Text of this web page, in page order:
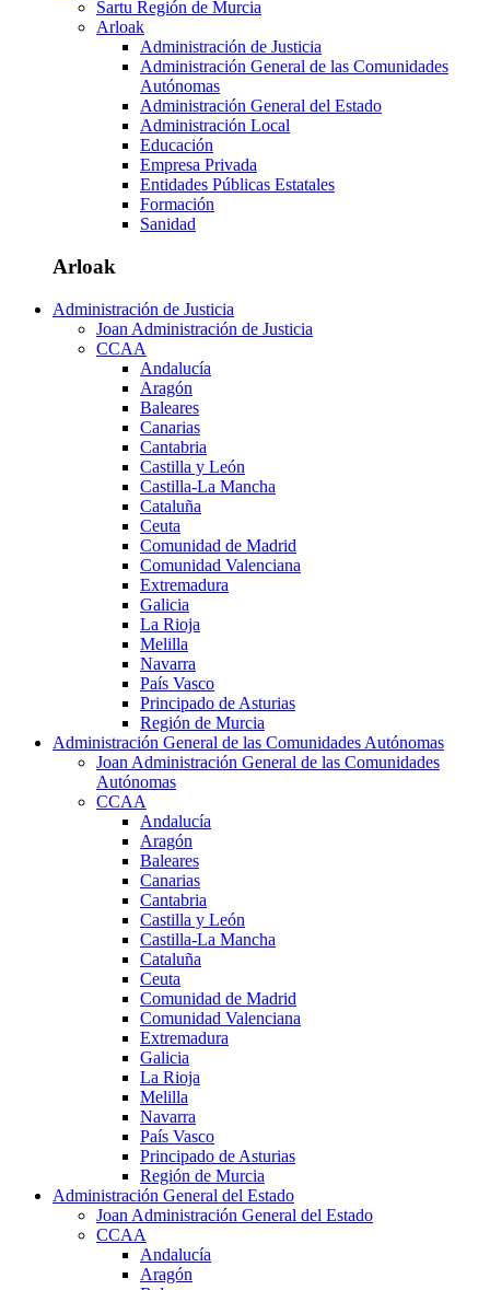
Sartu Región de Murcia
Arloak
Administración de Justicia
Administración General de las Comunidades
Autónomas
Administración General del Estado
Administración Local
Educación
Empresa Privada
Entidades Públicas Estatales
Formación
Sanidad
Arloak
Administración de Justicia
Joan Administración de Justicia
CCAA
Andalucía
Aragón
Baleares
Canarias
Cantabria
Castilla y León
Castilla-La Mancha
Cataluña
Ceuta
Comunidad de Madrid
Comunidad Valenciana
Extremadura
Galicia
La Rioja
Melilla
Navarra
País Vasco
Principado de Asturias
Región de Murcia
Administración General de las Comunidades Autónomas
Joan Administración General de las Comunidades
Autónomas
CCAA
Andalucía
Aragón
Baleares
Canarias
Cantabria
Castilla y León
Castilla-La Mancha
Cataluña
Ceuta
Comunidad de Madrid
Comunidad Valenciana
Extremadura
Galicia
La Rioja
Melilla
Navarra
País Vasco
Principado de Asturias
Región de Murcia
Administración General del Estado
Joan Administración General del Estado
CCAA
Andalucía
Aragón